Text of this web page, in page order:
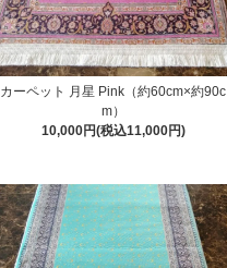
カーペット 月星 Pink（約60cm×約90c
m）
10,000円(税込11,000円)